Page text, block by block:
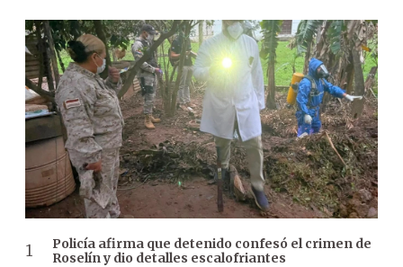
Policía afirma que detenido confesó el crimen de
Roselín y dio detalles escalofriantes